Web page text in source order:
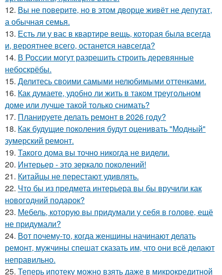
12. Вы не поверите, но в этом дворце живёт не депутат,
а обычная семья.
13. Есть ли у вас в квартире вещь, которая была всегда
и, вероятнее всего, останется навсегда?
14. В России могут разрешить строить деревянные
небоскрёбы.
15. Делитесь своими самыми нелюбимыми оттенками.
16. Как думаете, удобно ли жить в таком треугольном
доме или лучше такой только снимать?
17. Планируете делать ремонт в 2026 году?
18. Как будущие поколения будут оценивать "Модный"
зумерский ремонт.
19. Такого дома вы точно никогда не видели.
20. Интерьер - это зеркало поколений!
21. Китайцы не перестают удивлять.
22. Что бы из предмета интерьера вы бы вручили как
новогодний подарок?
23. Мебель, которую вы придумали у себя в голове, ещё
не придумали?
24. Вот почему-то, когда женщины начинают делать
ремонт, мужчины спешат сказать им, что они всё делают
неправильно.
25. Теперь ипотеку можно взять даже в микрокредитной